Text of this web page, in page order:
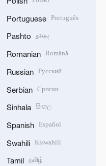
Portuguese Português
Pashto پښتو
Romanian Română
Russian Русский
Serbian Српски
Sinhala සිංහල
Spanish Español
Swahili Kiswahili
Tamil தமிழ்